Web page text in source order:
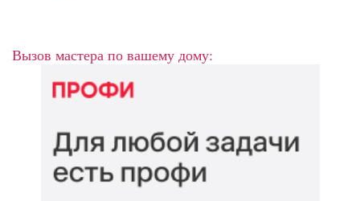
Вызов мастера по вашему дому: